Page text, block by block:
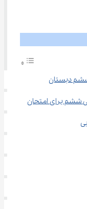
دبستان
ششم برای امتحان